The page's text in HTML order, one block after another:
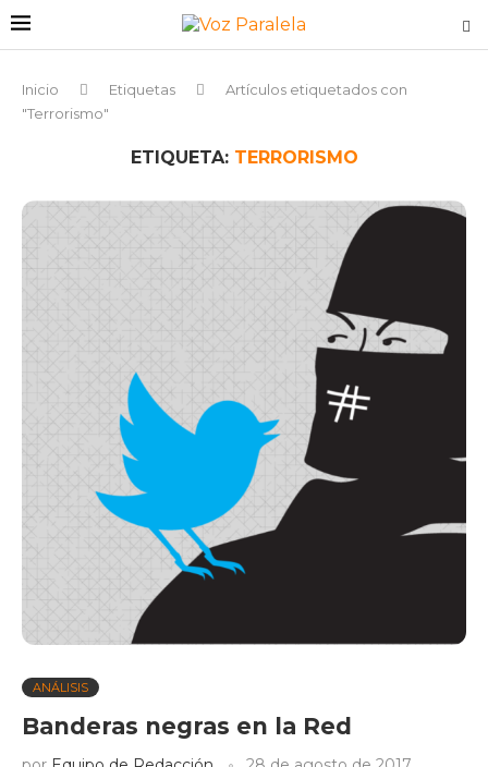
Inicio Etiquetas
Artículos etiquetados con
"Terrorismo"
ETIQUETA: TERRORISMO
ANÁLISIS
Banderas negras en la Red